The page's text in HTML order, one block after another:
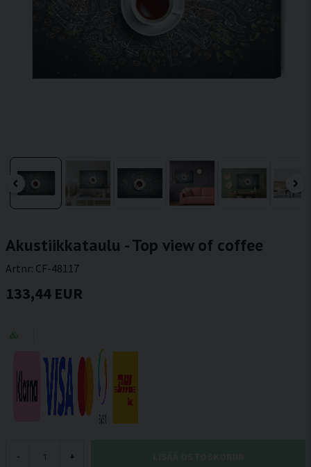
Akustiikkataulu - Top view of coffee
Artnr: CF-48117
133,44 EUR
- +